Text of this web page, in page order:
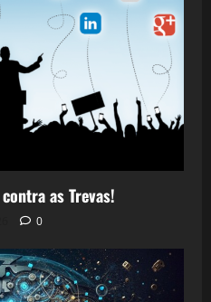
as Trevas!
0